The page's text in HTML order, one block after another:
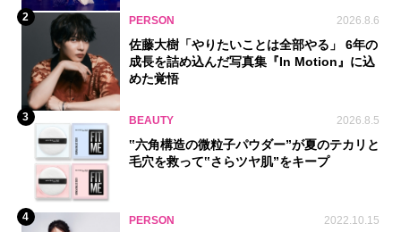
2 PERSON 2026.8.6
佐藤大樹「やりたいことは全部やる」 6年の
成長を詰め込んだ写真集『In Motion』に込
めた覚悟
3 BEAUTY 2026.8.5
‟六角構造の微粒子パウダー”が夏のテカリと
毛穴を救って‟さらツヤ肌”をキープ
4 PERSON 2022.10.15